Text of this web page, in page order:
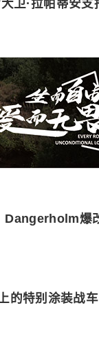
卫·拉帕蒂安
Dangerholm爆
的特别涂装战车